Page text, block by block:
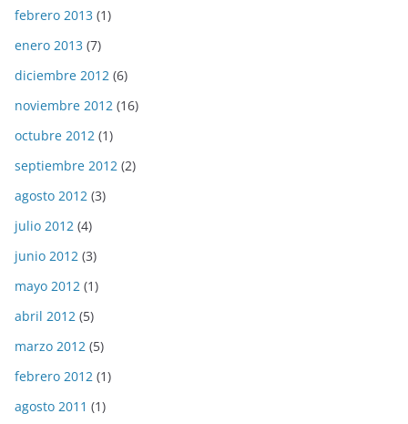
febrero 2013 (1)
enero 2013 (7)
diciembre 2012 (6)
noviembre 2012 (16)
octubre 2012 (1)
septiembre 2012 (2)
agosto 2012 (3)
julio 2012 (4)
junio 2012 (3)
mayo 2012 (1)
abril 2012 (5)
marzo 2012 (5)
febrero 2012 (1)
agosto 2011 (1)